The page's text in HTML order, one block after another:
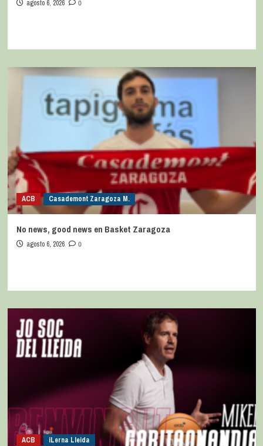
agosto 6, 2026 0
ACB Casademont Zaragoza M.
No news, good news en Basket Zaragoza
agosto 6, 2026 0
ACB iLerna Lleida